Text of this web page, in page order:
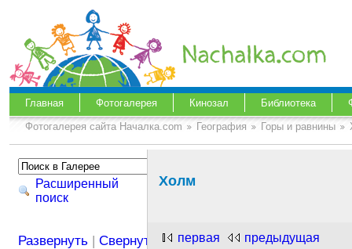
Главная Фотогалерея Кинозал Библиотека
Фотогалерея сайта Началка.com География Горы и равнины
Расширенный
поиск
Развернуть |Свернуть
Холм
первая предыдущая